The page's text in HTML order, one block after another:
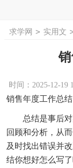
首页 工
求学网 > 实用文
时间：2025-12-19
销售年度工作总结
总结是事后对
回顾和分析，从
及时找出错误并
结你想好怎么写